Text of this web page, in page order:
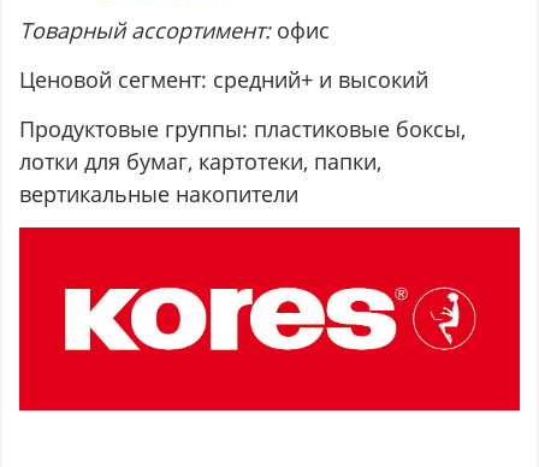
Товарный ассортимент: офис
Ценовой сегмент: средний+ и высокий
Продуктовые группы: пластиковые боксы,
лотки для бумаг, картотеки, папки,
вертикальные накопители